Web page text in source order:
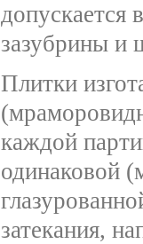
зазубрины и
Плитки
каждой
одинаковой
затекания,